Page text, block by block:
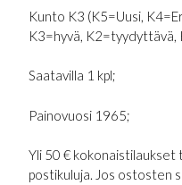
Kunto K3 (K5=Uusi,
K3=hyvä, K2=tyydyttävä,
Saatavilla 1 kpl;
Painovuosi 1965;
Yli 50 € kokonaistilaukset
postikuluja. Jos ostosten